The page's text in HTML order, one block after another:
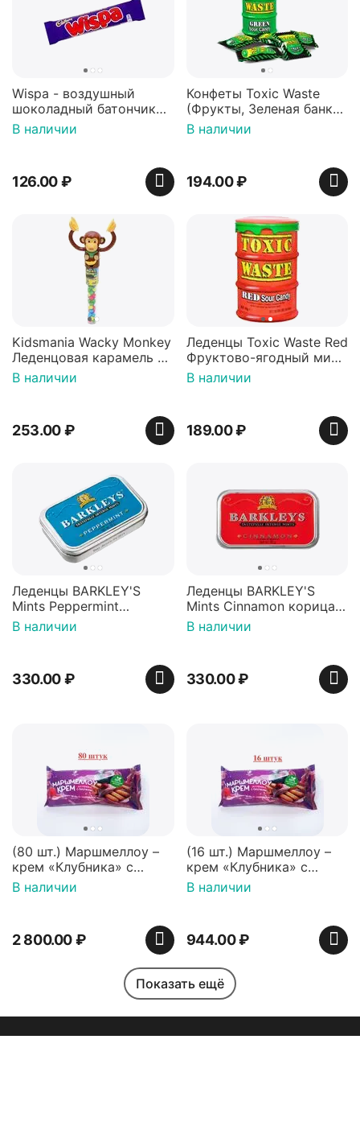
Wispa - воздушный
шоколадный батончик
36 гр
В наличии
126.00₽
Конфеты Toxic Waste
(Фрукты, Зеленая банка,
42 гр).
В наличии
194.00₽
Kidsmania Wacky Monkey
Леденцовая карамель с
игрушкой Ваки Манки
12г, Китай
В наличии
253.00₽
Леденцы Toxic Waste Red
Фруктово-ягодный микс
Красная банка 42 г,
Пакистан
В наличии
189.00₽
Леденцы BARKLEY'S
Mints Peppermint
перечная мята 50г,
Нидерланды
В наличии
330.00₽
Леденцы BARKLEY'S
Mints Cinnamon корица
50г, Нидерланды
В наличии
330.00₽
(80 шт.) Маршмеллоу –
крем «Клубника» с
палочками (ТМ
«Зефирный Лео»)
В наличии
2 800.00₽
(16 шт.) Маршмеллоу –
крем «Клубника» с
палочками (ТМ
«Зефирный Лео»)
В наличии
944.00₽
Показать ещё